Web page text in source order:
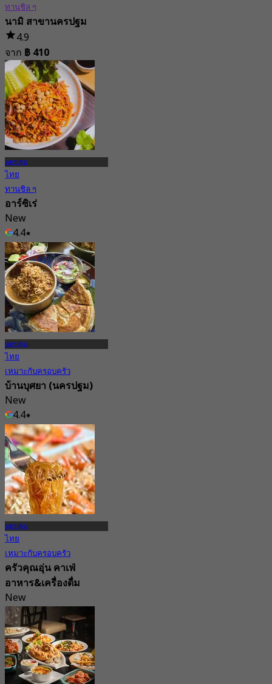
ทานชิล ๆ
นามิ สาขานครปฐม
4.9
จาก ฿ 410
นครปฐม
ไทย
ทานชิล ๆ
อาร์ซิเร่
New
4.4
จาก฿ 322.5
นครปฐม
ไทย
เหมาะกับครอบครัว
บ้านบุศยา (นครปฐม)
New
4.4
จาก฿ 397.5
นครปฐม
ไทย
เหมาะกับครอบครัว
ครัวคุณอุ่น คาเฟ่
อาหาร&เครื่องดื่ม
New
4.5
จาก฿ 387.5